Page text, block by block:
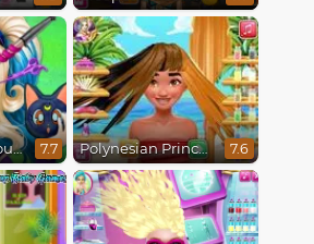
Hailey´s Fabulous Hairstyle Challenge 7.7 Polynesian Princess Real Haircuts 7.6